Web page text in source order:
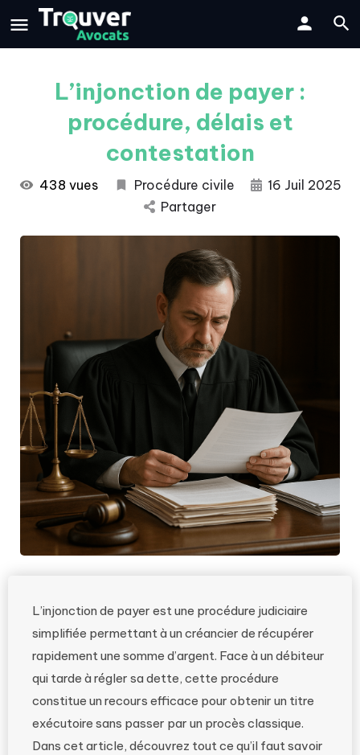
L’injonction de payer :
procédure, délais et
contestation
438 vues Procédure civile
16 Juil 2025
Partager
L’injonction de payer est une procédure judiciaire
simplifiée permettant à un créancier de récupérer
rapidement une somme d’argent. Face à un débiteur
qui tarde à régler sa dette, cette procédure
constitue un recours efficace pour obtenir un titre
exécutoire sans passer par un procès classique.
Dans cet article, découvrez tout ce qu’il faut savoir